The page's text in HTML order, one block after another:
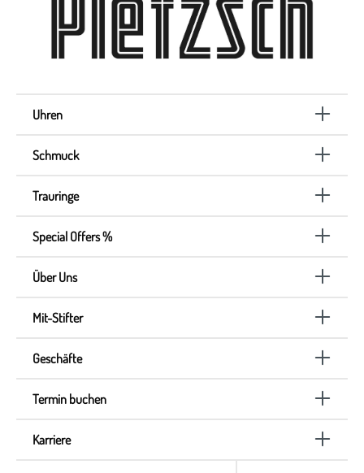
Uhren
Schmuck
Trauringe
Special Offers %
Über Uns
Mit-Stifter
Geschäfte
Termin buchen
Karriere